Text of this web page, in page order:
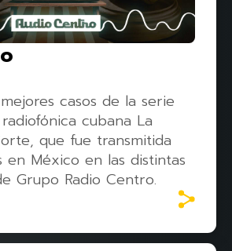
casos de la serie
cubana La
que fue transmitida
en México en las distintas
Grupo Radio Centro.